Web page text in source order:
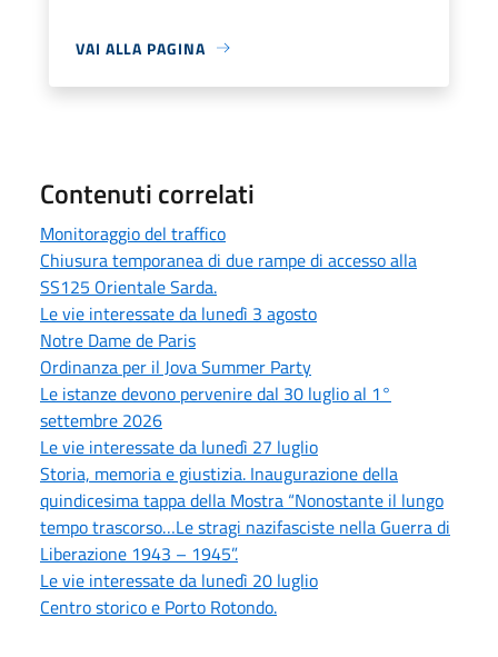
VAI ALLA PAGINA
Contenuti correlati
Monitoraggio del traffico
Chiusura temporanea di due rampe di accesso alla
SS125 Orientale Sarda.
Le vie interessate da lunedì 3 agosto
Notre Dame de Paris
Ordinanza per il Jova Summer Party
Le istanze devono pervenire dal 30 luglio al 1°
settembre 2026
Le vie interessate da lunedì 27 luglio
Storia, memoria e giustizia. Inaugurazione della
quindicesima tappa della Mostra “Nonostante il lungo
tempo trascorso…Le stragi nazifasciste nella Guerra di
Liberazione 1943 – 1945”.
Le vie interessate da lunedì 20 luglio
Centro storico e Porto Rotondo.